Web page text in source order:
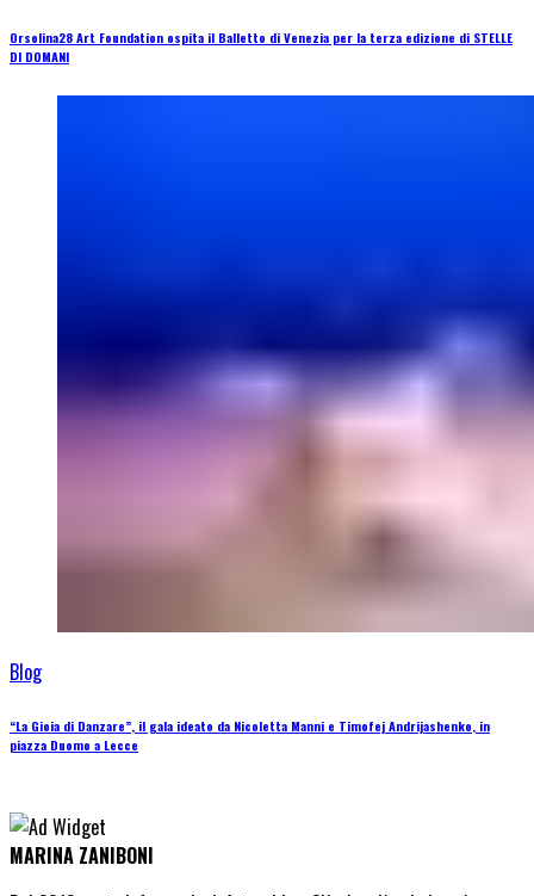
Orsolina28 Art Foundation ospita il Balletto di Venezia per la terza edizione di STELLE
DI DOMANI
Blog
“La Gioia di Danzare”, il gala ideato da Nicoletta Manni e Timofej Andrijashenko, in
piazza Duomo a Lecce
MARINA ZANIBONI